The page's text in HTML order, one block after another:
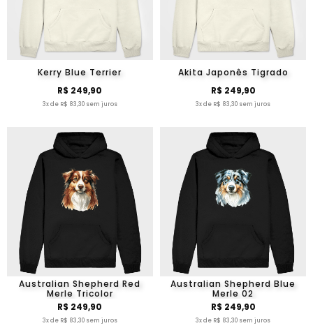
Kerry Blue Terrier
R$ 249,90
3x de R$ 83,30 sem juros
Akita Japonês Tigrado
R$ 249,90
3x de R$ 83,30 sem juros
Australian Shepherd Red
Merle Tricolor
R$ 249,90
3x de R$ 83,30 sem juros
Australian Shepherd Blue
Merle 02
R$ 249,90
3x de R$ 83,30 sem juros